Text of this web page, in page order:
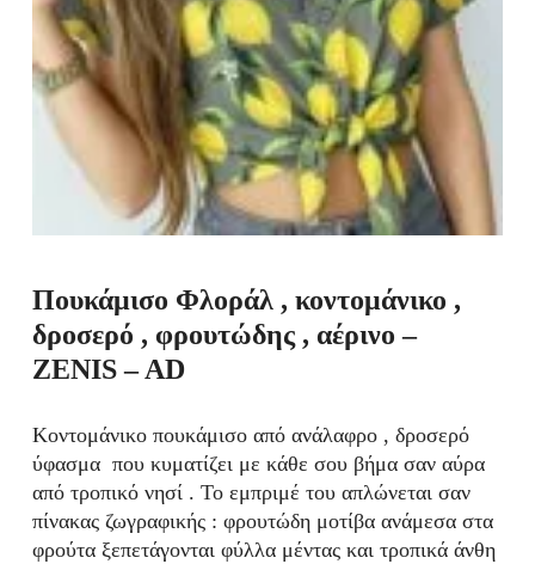
Πουκάμισο Φλοράλ , κοντομάνικο ,
δροσερό , φρουτώδης , αέρινο –
ZENIS – AD
Κοντομάνικο πουκάμισο από ανάλαφρο , δροσερό
ύφασμα που κυματίζει με κάθε σου βήμα σαν αύρα
από τροπικό νησί . Το εμπριμέ του απλώνεται σαν
πίνακας ζωγραφικής : φρουτώδη μοτίβα ανάμεσα στα
φρούτα ξεπετάγονται φύλλα μέντας και τροπικά άνθη